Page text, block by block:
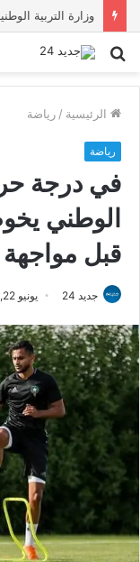
بحث
الرئيسية / رياضة
رياضة
في درجة
الوطني
قبل مواجهة
جديد 24 يونيو 22, 2019